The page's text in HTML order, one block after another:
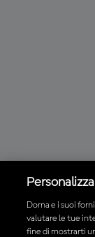
Dorna e i suoi
valutare le tue
fine di mostrarti